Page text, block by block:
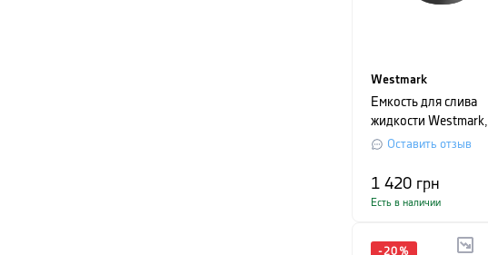
Westmark
Емкость для слива
жидкости Westmark,
объем 0,9 л,
Оставить отзыв
1 420 грн
Есть в наличии
-20 %